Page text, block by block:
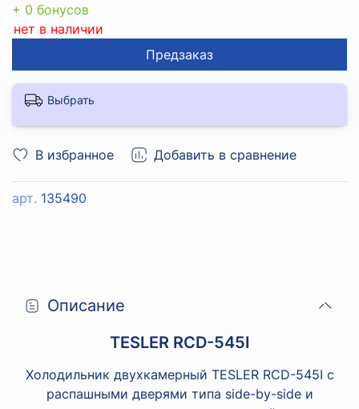
В избранное Добавить в сравнение
арт. 135490
+ 0 бонусов
нет в наличии
Предзаказ
Выбрать
Описание
TESLER RCD-545I
Холодильник двухкамерный TESLER RCD-545I с
распашными дверями типа side-by-side и